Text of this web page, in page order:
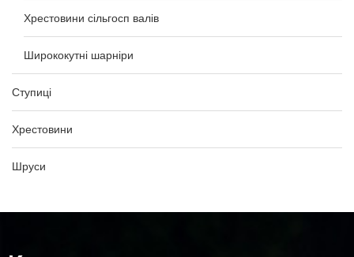
Хрестовини сільгосп валів
Ширококутні шарніри
Ступиці
Хрестовини
Шруси